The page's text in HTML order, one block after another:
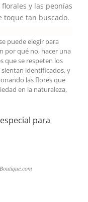
y las peonías
toque tan buscado.
puede elegir para
por qué no, hacer una
que se respeten los
sientan identificados, y
las flores que
en la naturaleza,
para